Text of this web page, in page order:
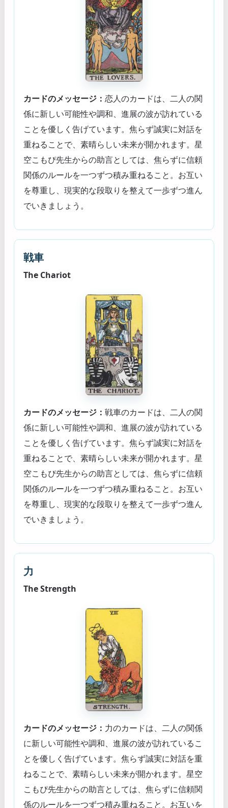
カードのメッセージ： 恋人のカードは、二人の関
係に新しい可能性や調和、進展の波が訪れている
ことを優しく告げています。焦らず誠実に対話を
重ねることで、素晴らしい未来が開かれます。星
空こもぴ先生からの助言としては、焦らずに信頼
関係のルールを一つずつ積み重ねること。お互い
を尊重し、現実的な段取りを整えて一歩ずつ進ん
でいきましょう。
戦車
The Chariot
カードのメッセージ： 戦車のカードは、二人の関
係に新しい可能性や調和、進展の波が訪れている
ことを優しく告げています。焦らず誠実に対話を
重ねることで、素晴らしい未来が開かれます。星
空こもぴ先生からの助言としては、焦らずに信頼
関係のルールを一つずつ積み重ねること。お互い
を尊重し、現実的な段取りを整えて一歩ずつ進ん
でいきましょう。
力
The Strength
カードのメッセージ： 力のカードは、二人の関係
に新しい可能性や調和、進展の波が訪れているこ
とを優しく告げています。焦らず誠実に対話を重
ねることで、素晴らしい未来が開かれます。星空
こもぴ先生からの助言としては、焦らずに信頼関
係のルールを一つずつ積み重ねること。お互いを